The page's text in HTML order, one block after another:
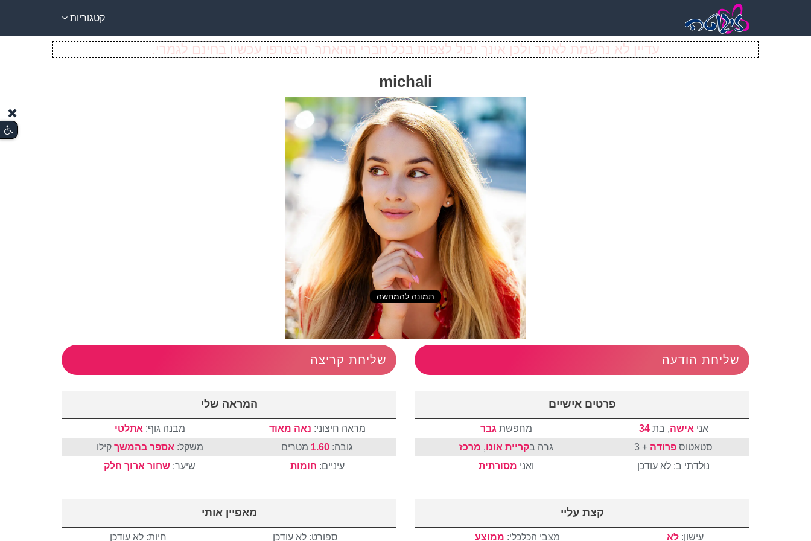
קטגוריות
עדיין לא נרשמת לאתר ולכן אינך יכול לצפות בכל חברי ההאתר. הצטרפו עכשיו בחינם לגמרי.
michali
תמונה להמחשה
שליחת הודעה שליחת קריצה
פרטים אישיים
אני אישה, בת34 מחפשת גבר
סטאטוס פרודה + 3 גרה בקריית אונו, מרכז
נולדתי ב: לא עודכן
ואני מסורתית
המראה שלי
מראה חיצוני: נאה מאוד מבנה גוף: אתלטי
גובה: 1.60 מטרים משקל: אספר בהמשך קילו
עיניים: חומות שיער: שחור ארוך חלק
קצת עליי
עישון:לא מצבי הכלכלי: ממוצע
מאפיין אותי
ספורט: לא עודכן
חיות: לא עודכן